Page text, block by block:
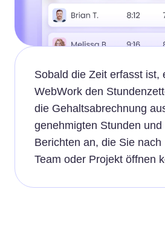
Sobald die Zeit erfasst ist,
WebWork den
die Gehaltsabrechnung
genehmigten Stunden
Berichten an, die Sie nach
Team oder Projekt öffnen